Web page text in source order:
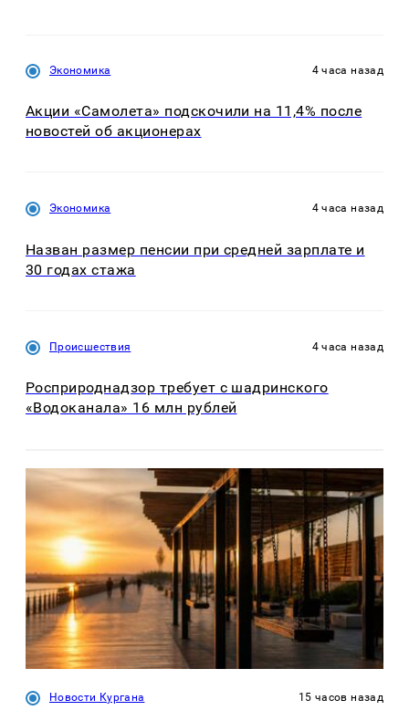
Экономика 4 часа назад
Акции «Самолета» подскочили на 11,4% после
новостей об акционерах
Экономика 4 часа назад
Назван размер пенсии при средней зарплате и
30 годах стажа
Происшествия 4 часа назад
Росприроднадзор требует с шадринского
«Водоканала» 16 млн рублей
Новости Кургана 15 часов назад